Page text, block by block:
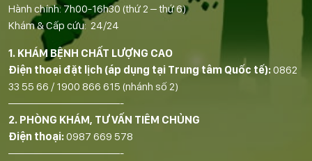
Hành chính: 7h00-16h30 (thứ 2 – thứ 6)
Khám & Cấp cứu: 24/24
1. KHÁM BỆNH CHẤT LƯỢNG CAO
Điện thoại đặt lịch (áp dụng tại Trung tâm Quốc tế):0862
33 55 66 / 1900 866 615 (nhánh số 2)
——————————-
2. PHÒNG KHÁM, TƯ VẤN TIÊM CHỦNG
Điện thoại:0987 669 578
——————————-